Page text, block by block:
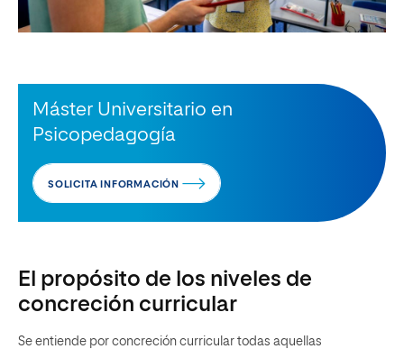
Máster Universitario en
Psicopedagogía
SOLICITA INFORMACIÓN
El propósito de los niveles de
concreción curricular
Se entiende por concreción curricular todas aquellas